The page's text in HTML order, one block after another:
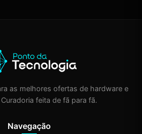
as melhores ofertas de hardware e
feita de fã para fã.
Navegação